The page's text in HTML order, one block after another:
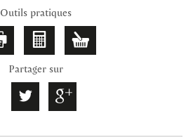
Outils pratiques
Partager sur